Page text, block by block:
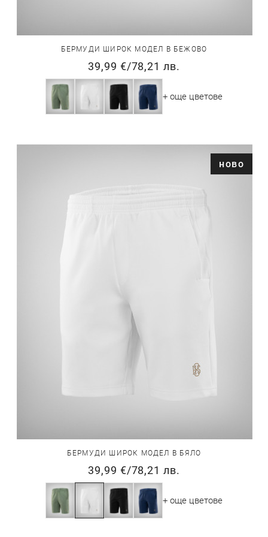
БЕРМУДИ ШИРОК МОДЕЛ В БЕЖОВО
39,99 €/78,21 лв.
+ още цветове
ново
БЕРМУДИ ШИРОК МОДЕЛ В БЯЛО
39,99 €/78,21 лв.
+ още цветове